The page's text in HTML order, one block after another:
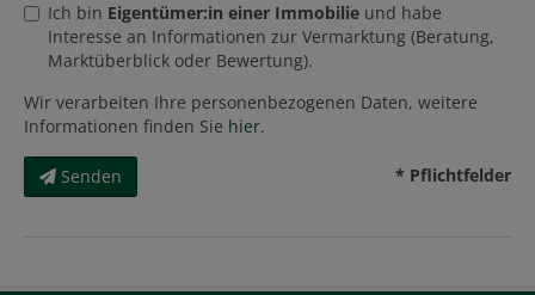
Ich bin Eigentümer:in einer Immobilie und habe
Interesse an Informationen zur Vermarktung (Beratung,
Marktüberblick oder Bewertung).
Wir verarbeiten Ihre personenbezogenen Daten, weitere
Informationen finden Sie hier.
Senden * Pflichtfelder